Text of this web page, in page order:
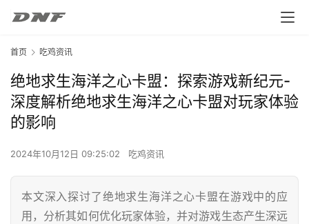
首页 吃鸡资讯
绝地求生海洋之心卡盟：探索游戏新纪元-
深度解析绝地求生海洋之心卡盟对玩家体验
的影响
2024年10月12日 09:25:02 吃鸡资讯
本文深入探讨了绝地求生海洋之心卡盟在游戏中的应
用，分析其如何优化玩家体验，并对游戏生态产生深远